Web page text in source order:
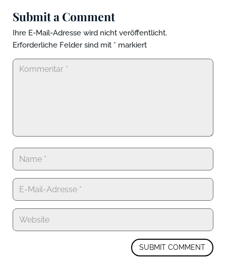
Submit a Comment
Ihre E-Mail-Adresse wird nicht veröffentlicht.
Erforderliche Felder sind mit * markiert
SUBMIT COMMENT